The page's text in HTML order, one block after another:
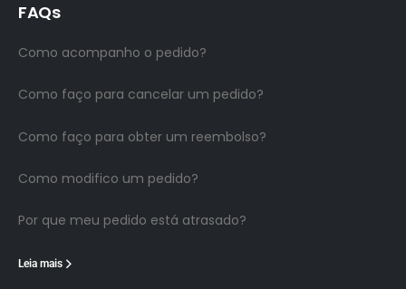
FAQs
Como acompanho o pedido?
Como faço para cancelar um pedido?
Como faço para obter um reembolso?
Como modifico um pedido?
Por que meu pedido está atrasado?
Leia mais